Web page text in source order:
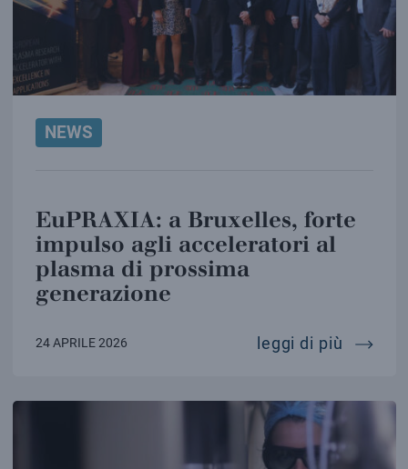
NEWS
EuPRAXIA: a Bruxelles, forte
impulso agli acceleratori al
plasma di prossima
generazione
24 APRILE 2026 leggi di più